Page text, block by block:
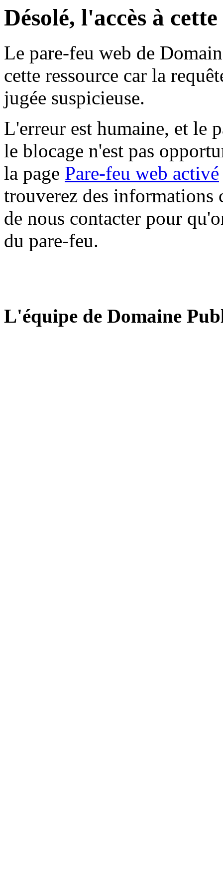
Désolé, l'accès à
Le pare-feu web de
cette ressource car la
jugée suspicieuse.
L'erreur est humaine, et le
le blocage n'est pas
la page Pare-feu web activé
trouverez des informations
de nous contacter pour
du pare-feu.
L'équipe de Domaine